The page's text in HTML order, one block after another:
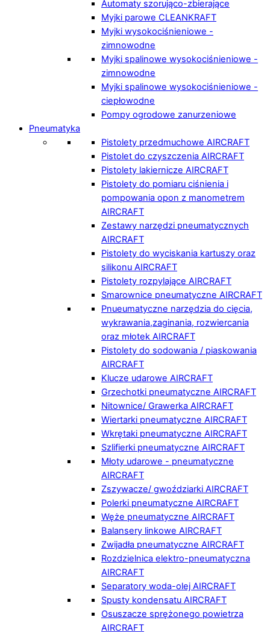
Automaty szorująco-zbierające
Myjki parowe CLEANKRAFT
Myjki wysokociśnieniowe -
zimnowodne
Myjki spalinowe wysokociśnieniowe -
zimnowodne
Myjki spalinowe wysokociśnieniowe -
ciepłowodne
Pompy ogrodowe zanurzeniowe
Pneumatyka
Pistolety przedmuchowe AIRCRAFT
Pistolet do czyszczenia AIRCRAFT
Pistolety lakiernicze AIRCRAFT
Pistolety do pomiaru ciśnienia i
pompowania opon z manometrem
AIRCRAFT
Zestawy narzędzi pneumatycznych
AIRCRAFT
Pistolety do wyciskania kartuszy oraz
silikonu AIRCRAFT
Pistolety rozpylające AIRCRAFT
Smarownice pneumatyczne AIRCRAFT
Pnueumatyczne narzędzia do cięcia,
wykrawania,zaginania, rozwiercania
oraz młotek AIRCRAFT
Pistolety do sodowania / piaskowania
AIRCRAFT
Klucze udarowe AIRCRAFT
Grzechotki pneumatyczne AIRCRAFT
Nitownice/ Grawerka AIRCRAFT
Wiertarki pneumatyczne AIRCRAFT
Wkrętaki pneumatyczne AIRCRAFT
Szlifierki pneumatyczne AIRCRAFT
Młoty udarowe - pneumatyczne
AIRCRAFT
Zszywacze/ gwoździarki AIRCRAFT
Polerki pneumatyczne AIRCRAFT
Węże pneumatyczne AIRCRAFT
Balansery linkowe AIRCRAFT
Zwijadła pneumatyczne AIRCRAFT
Rozdzielnica elektro-pneumatyczna
AIRCRAFT
Separatory woda-olej AIRCRAFT
Spusty kondensatu AIRCRAFT
Osuszacze sprężonego powietrza
AIRCRAFT